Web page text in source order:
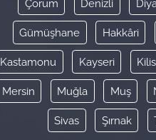
Çorum Denizli
Gümüşhane Hakkâri
Kastamonu Kayseri Kilis
Mersin Muğla Muş
Sivas Şırnak